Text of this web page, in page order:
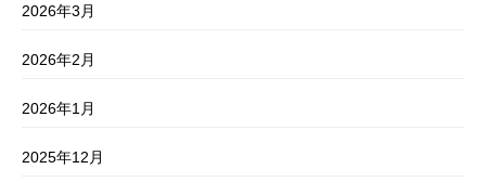
2026年3月
2026年2月
2026年1月
2025年12月